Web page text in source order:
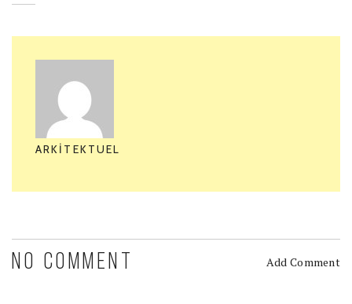
ARKITEKTUEL
NO COMMENT Add Comment